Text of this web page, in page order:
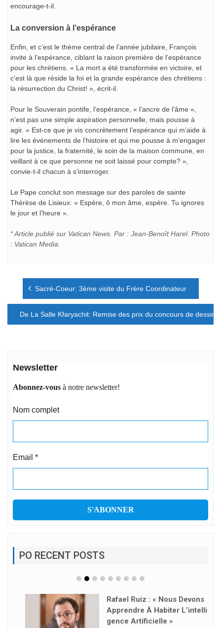
encourage-t-il.
La conversion à l’espérance
Enfin, et c’est le thème central de l’année jubilaire, François
invite à l’espérance, ciblant la raison première de l’espérance
pour les chrétiens. « La mort a été transformée en victoire, et
c’est là que réside la foi et la grande espérance des chrétiens :
la résurrection du Christ! », écrit-il.
Pour le Souverain pontife, l’espérance, « l’ancre de l’âme »,
n’est pas une simple aspiration personnelle, mais pousse à
agir. « Est-ce que je vis concrètement l’espérance qui m’aide à
lire les événements de l’histoire et qui me pousse à m’engager
pour la justice, la fraternité, le soin de la maison commune, en
veillant à ce que personne ne soit laissé pour compte? »,
convie-t-il chacun à s’interroger.
Le Pape conclut son message sur des paroles de sainte
Thérèse de Lisieux: « Espère, ô mon âme, espère. Tu ignores
le jour et l’heure ».
* Article publié sur Vatican News. Par : Jean-Benoît Harel. Photo
: Vatican Media.
Navigation
l’article
Sacré-Coeur: 3ème visite du Frère Coordinateur
De La Salle Kfaryachit: Remise des prix du concours de dessin
Newsletter
Abonnez-vous à notre newsletter!
Nom complet
Email *
PO RECENT POSTS
Rafael Ruiz : « Nous Devons
Apprendre À Habiter L’intelli
Gence Artificielle »